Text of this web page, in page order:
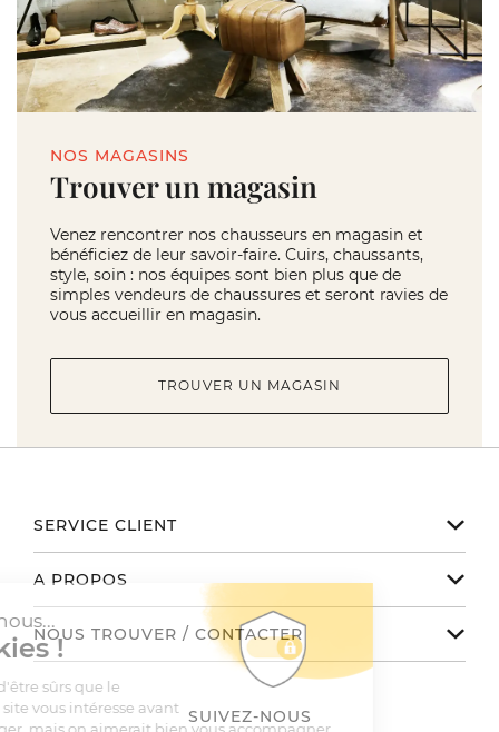
NOS MAGASINS
Trouver un magasin
Venez rencontrer nos chausseurs en magasin et
bénéficiez de leur savoir-faire. Cuirs, chaussants,
style, soin : nos équipes sont bien plus que de
simples vendeurs de chaussures et seront ravies de
vous accueillir en magasin.
TROUVER UN MAGASIN
SERVICE CLIENT
de 9h à 17h du lundi au vendredi
Email serviceclient@manbow.fr
Téléphone01 78 35 10 20
Conditions générales des promotions
A PROPOS
Nos engagements
Le Club
NOUS TROUVER / CONTACTER
Toutes nos boutiques
Contactez-nous SUIVEZ-NOUS